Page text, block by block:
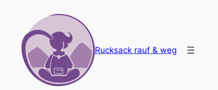
springen
Rucksack rauf & weg